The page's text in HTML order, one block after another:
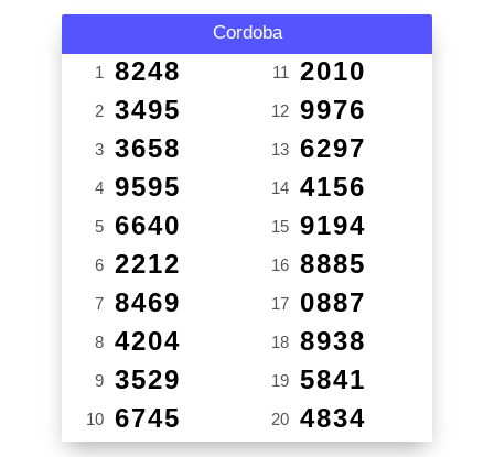
Cordoba
1 8248
2 3495
3 3658
4 9595
5 6640
6 2212
7 8469
8 4204
9 3529
10 6745
11 2010
12 9976
13 6297
14 4156
15 9194
16 8885
17 0887
18 8938
19 5841
20 4834